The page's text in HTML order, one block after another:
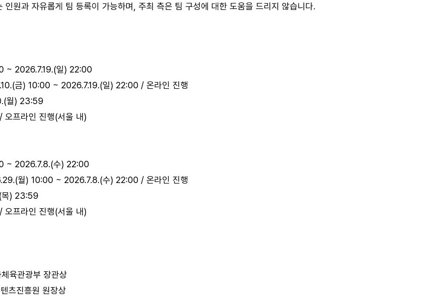
원과 자유롭게 팀 등록이 가능하며, 주최 측은 팀 구성에 대한 도움을 드리지 않습니다.
~ 2026.7.19.(일) 22:00
금) 10:00 ~ 2026.7.19.(일) 22:00 / 온라인 진행
월) 23:59
프라인 진행(서울 내)
~ 2026.7.8.(수) 22:00
월) 10:00 ~ 2026.7.8.(수) 22:00 / 온라인 진행
목) 23:59
프라인 진행(서울 내)
육관광부 장관상
츠진흥원 원장상